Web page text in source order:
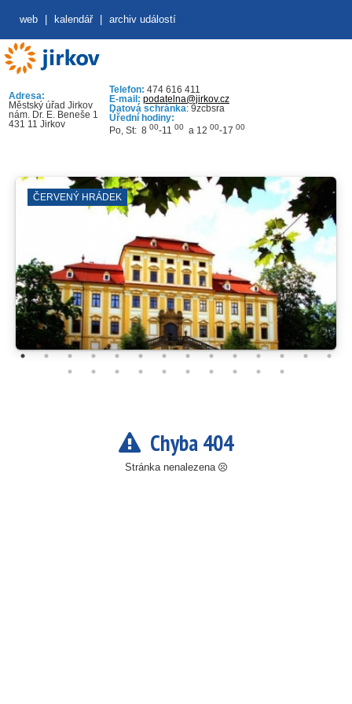
web kalendář archiv událostí
Adresa:
Městský úřad Jirkov
nám. Dr. E. Beneše 1
431 11 Jirkov
Telefon: 474 616 411
E-mail: podatelna@jirkov.cz
Datová schránka: 9zcbsra
Úřední hodiny:
Po, St: 8 00-11 00 a 12 00-17 00
ČERVENÝ HRÁDEK
Chyba 404
Stránka nenalezena